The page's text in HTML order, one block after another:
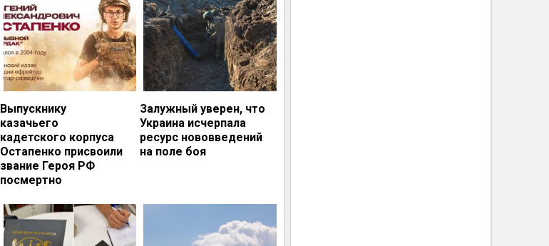
Выпускнику
казачьего
кадетского корпуса
Остапенко присвоили
звание Героя РФ
посмертно
Залужный уверен, что
Украина исчерпала
ресурс нововведений
на поле боя